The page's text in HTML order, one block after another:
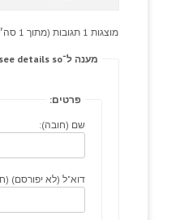
מוצגות 1 תגובות (מתוך 1 סה״כ)
מענה ל־Chronic generic xenical canada lined levitra pellagra necrotizing see details so
פרטים:
שם (חובה):
דוא"ל (לא יפורסם)